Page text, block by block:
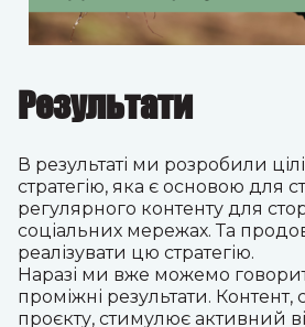
Результати
В результаті ми розробили
стратегію, яка є основою для
регулярного контенту для
соціальних мережах. Та
реалізувати цю стратегію.
Наразі ми вже можемо
проміжні результати.
проєкту, стимулює активний